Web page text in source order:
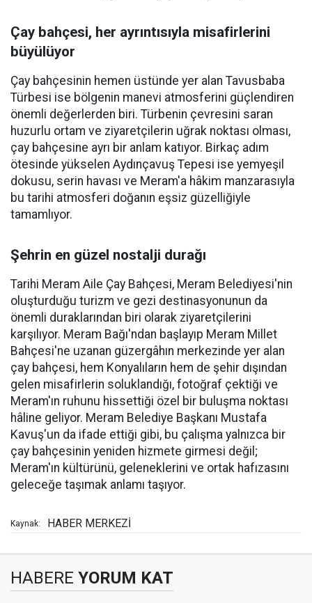
Çay bahçesi, her ayrıntısıyla misafirlerini
büyülüyor
Çay bahçesinin hemen üstünde yer alan Tavusbaba
Türbesi ise bölgenin manevi atmosferini güçlendiren
önemli değerlerden biri. Türbenin çevresini saran
huzurlu ortam ve ziyaretçilerin uğrak noktası olması,
çay bahçesine ayrı bir anlam katıyor. Birkaç adım
ötesinde yükselen Aydınçavuş Tepesi ise yemyeşil
dokusu, serin havası ve Meram'a hâkim manzarasıyla
bu tarihi atmosferi doğanın eşsiz güzelliğiyle
tamamlıyor.
Şehrin en güzel nostalji durağı
Tarihi Meram Aile Çay Bahçesi, Meram Belediyesi'nin
oluşturduğu turizm ve gezi destinasyonunun da
önemli duraklarından biri olarak ziyaretçilerini
karşılıyor. Meram Bağı'ndan başlayıp Meram Millet
Bahçesi'ne uzanan güzergâhın merkezinde yer alan
çay bahçesi, hem Konyalıların hem de şehir dışından
gelen misafirlerin soluklandığı, fotoğraf çektiği ve
Meram'ın ruhunu hissettiği özel bir buluşma noktası
hâline geliyor. Meram Belediye Başkanı Mustafa
Kavuş'un da ifade ettiği gibi, bu çalışma yalnızca bir
çay bahçesinin yeniden hizmete girmesi değil;
Meram'ın kültürünü, geleneklerini ve ortak hafızasını
geleceğe taşımak anlamı taşıyor.
Kaynak: HABER MERKEZİ
HABERE YORUM KAT